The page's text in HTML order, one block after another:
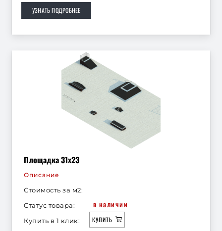
УЗНАТЬ ПОДРОБНЕЕ
Площадка 31х23
Описание
Стоимость за м2:
Статус товара:
в наличии
Купить в 1 клик: КУПИТЬ